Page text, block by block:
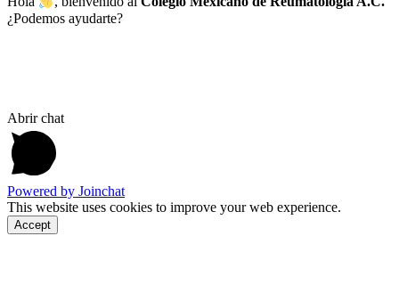
¿Podemos ayudarte?
Abrir chat
Powered by Joinchat
This website uses cookies to improve your web experience.
Accept